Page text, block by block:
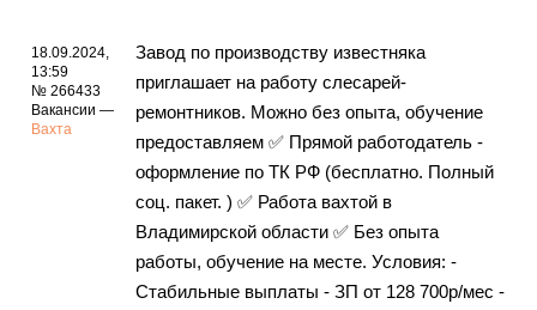
18.09.2024,
13:59
№ 266433
Вакансии —
Вахта
Завод по производству известняка
приглашает на работу слесарей-
ремонтников. Можно без опыта, обучение
предоставляем ✅ Прямой работодатель -
оформление по ТК РФ (бесплатно. Полный
соц. пакет. ) ✅ Работа вахтой в
Владимирской области ✅ Без опыта
работы, обучение на месте. Условия: -
Стабильные выплаты - ЗП от 128 700р/мес -